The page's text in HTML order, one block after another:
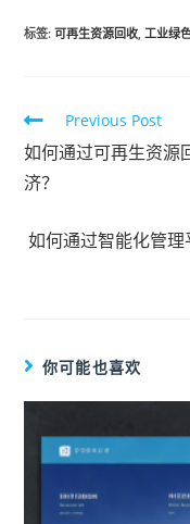
标签:可再生资源回收 工业绿
Previous Post
如何通过可再生资源
济？
如何通过智能化管
你可能也喜欢